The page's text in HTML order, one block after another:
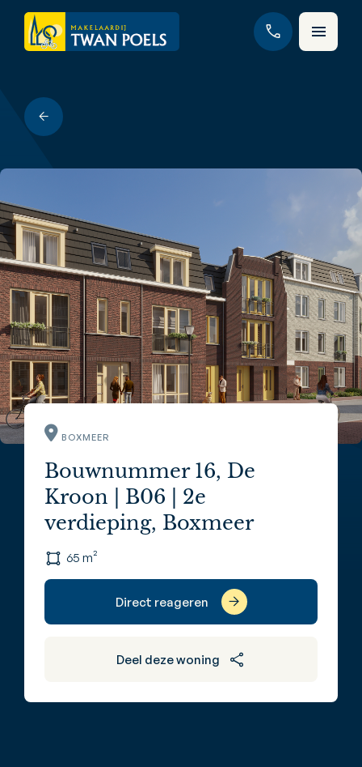
BOXMEER
Bouwnummer 16, De
Kroon | B06 | 2e
verdieping, Boxmeer
65 m²
Direct reageren
Deel deze woning